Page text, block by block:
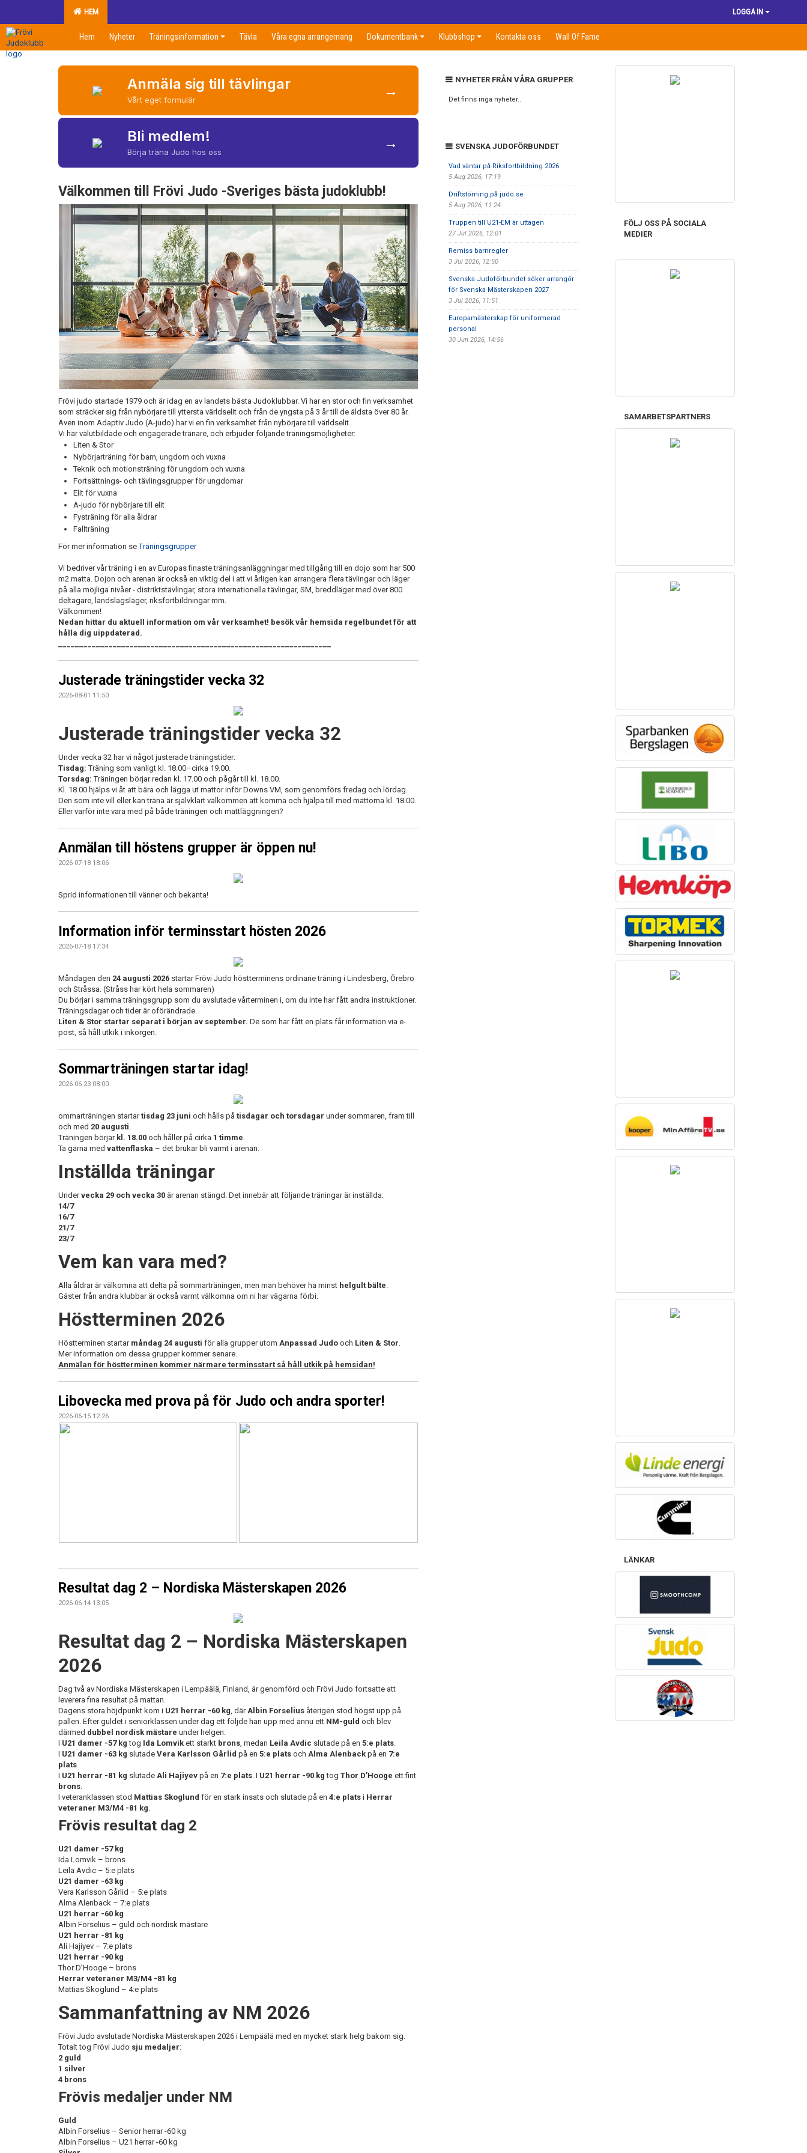
HEM LOGGA IN
Hem Nyheter Träningsinformation Tävla Våra egna arrangemang Dokumentbank Klubbshop Kontakta oss Wall Of Fame
Anmäla sig till tävlingar
Vårt eget formulär
→
Bli medlem!
Börja träna Judo hos oss
→
Välkommen till Frövi Judo -Sveriges bästa judoklubb!
Frövi judo startade 1979 och är idag en av landets bästa Judoklubbar. Vi har en stor och fin verksamhet
som sträcker sig från nybörjare till yttersta världselit och från de yngsta på 3 år till de äldsta över 80 år.
Även inom Adaptiv Judo (A-judo) har vi en fin verksamhet från nybörjare till världselit.
Vi har välutbildade och engagerade tränare, och erbjuder följande träningsmöjligheter:
Liten & Stor
Nybörjarträning för barn, ungdom och vuxna
Teknik och motionsträning för ungdom och vuxna
Fortsättnings- och tävlingsgrupper för ungdomar
Elit för vuxna
A-judo för nybörjare till elit
Fysträning för alla åldrar
Fallträning
För mer information seTräningsgrupper
Vi bedriver vår träning i en av Europas finaste träningsanläggningar med tillgång till en dojo som har 500
m2 matta. Dojon och arenan är också en viktig del i att vi årligen kan arrangera flera tävlingar och läger
på alla möjliga nivåer - distriktstävlingar, stora internationella tävlingar, SM, breddläger med över 800
deltagare, landslagsläger, riksfortbildningar mm.
Välkommen!
Nedan hittar du aktuell information om vår verksamhet! besök vår hemsida regelbundet för att
hålla dig uippdaterad.
_________________________________________________________________
Justerade träningstider vecka 32
2026-08-01 11:50
Justerade träningstider vecka 32
Under vecka 32 har vi något justerade träningstider:
Tisdag: Träning som vanligt kl. 18.00–cirka 19.00.
Torsdag: Träningen börjar redan kl. 17.00 och pågår till kl. 18.00.
Kl. 18.00 hjälps vi åt att bära och lägga ut mattor inför Downs VM, som genomförs fredag och lördag.
Den som inte vill eller kan träna är självklart välkommen att komma och hjälpa till med mattorna kl. 18.00.
Eller varför inte vara med på både träningen och mattläggningen?
Anmälan till höstens grupper är öppen nu!
2026-07-18 18:06
Sprid informationen till vänner och bekanta!
Information inför terminsstart hösten 2026
2026-07-18 17:34
Måndagen den 24 augusti 2026 startar Frövi Judo höstterminens ordinarie träning i Lindesberg, Örebro
och Stråssa. (Stråss har kört hela sommaren)
Du börjar i samma träningsgrupp som du avslutade vårterminen i, om du inte har fått andra instruktioner.
Träningsdagar och tider är oförändrade.
Liten & Stor startar separat i början av september. De som har fått en plats får information via e-
post, så håll utkik i inkorgen.
Sommarträningen startar idag!
2026-06-23 08:00
ommarträningen startartisdag 23 juni och hålls på tisdagar och torsdagar under sommaren, fram till
och med 20 augusti.
Träningen börjar kl. 18.00 och håller på cirka 1 timme.
Ta gärna med vattenflaska – det brukar bli varmt i arenan.
Inställda träningar
Undervecka 29 och vecka 30 är arenan stängd. Det innebär att följande träningar är inställda:
14/7
16/7
21/7
23/7
Vem kan vara med?
Alla åldrar är välkomna att delta på sommarträningen, men man behöver ha minst helgult bälte.
Gäster från andra klubbar är också varmt välkomna om ni har vägarna förbi.
Höstterminen 2026
Höstterminen startar måndag 24 augusti för alla grupper utom Anpassad Judo och Liten & Stor.
Mer information om dessa grupper kommer senare.
Anmälan för höstterminen kommer närmare terminsstart så håll utkik på hemsidan!
Libovecka med prova på för Judo och andra sporter!
2026-06-15 12:26
Resultat dag 2 – Nordiska Mästerskapen 2026
2026-06-14 13:05
Resultat dag 2 – Nordiska Mästerskapen
2026
Dag två av Nordiska Mästerskapen i Lempäälä, Finland, är genomförd och Frövi Judo fortsatte att
leverera fina resultat på mattan.
Dagens stora höjdpunkt kom i U21 herrar -60 kg, därAlbin Forselius återigen stod högst upp på
pallen. Efter guldet i seniorklassen under dag ett följde han upp med ännu ett NM-guld och blev
därmed dubbel nordisk mästare under helgen.
I U21 damer -57 kg tog Ida Lomvik ett starkt brons, medan Leila Avdic slutade på en 5:e plats.
I U21 damer -63 kg slutade Vera Karlsson Gårlid på en 5:e plats och Alma Alenback på en 7:e
plats.
I U21 herrar -81 kg slutade Ali Hajiyev på en 7:e plats. I U21 herrar -90 kg tog Thor D’Hooge ett fint
brons.
I veteranklassen stod Mattias Skoglund för en stark insats och slutade på en 4:e plats i Herrar
veteraner M3/M4 -81 kg.
Frövis resultat dag 2
U21 damer -57 kg
Ida Lomvik – brons
Leila Avdic – 5:e plats
U21 damer -63 kg
Vera Karlsson Gårlid – 5:e plats
Alma Alenback – 7:e plats
U21 herrar -60 kg
Albin Forselius – guld och nordisk mästare
U21 herrar -81 kg
Ali Hajiyev – 7:e plats
U21 herrar -90 kg
Thor D’Hooge – brons
Herrar veteraner M3/M4 -81 kg
Mattias Skoglund – 4:e plats
Sammanfattning av NM 2026
Frövi Judo avslutade Nordiska Mästerskapen 2026 i Lempäälä med en mycket stark helg bakom sig.
Totalt tog Frövi Judo sju medaljer:
2 guld
1 silver
4 brons
Frövis medaljer under NM
Guld
Albin Forselius – Senior herrar -60 kg
Albin Forselius – U21 herrar -60 kg
NYHETER FRÅN VÅRA GRUPPER
Det finns inga nyheter..
SVENSKA JUDOFÖRBUNDET
Vad väntar på Riksfortbildning 2026
5 Aug 2026, 17:19
Driftstörning på judo.se
5 Aug 2026, 11:24
Truppen till U21-EM är uttagen
27 Jul 2026, 12:01
Remiss barnregler
3 Jul 2026, 12:50
Svenska Judoförbundet söker arrangör
för Svenska Mästerskapen 2027
3 Jul 2026, 11:51
Europamästerskap för uniformerad
personal
30 Jun 2026, 14:56
FÖLJ OSS PÅ SOCIALA
MEDIER
SAMARBETSPARTNERS
LÄNKAR